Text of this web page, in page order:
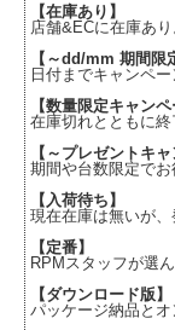
【在庫あり】
店舗&ECに在庫あり
【～dd/mm 期間限
日付までキャンペ
【数量限定キャンペ
在庫切れとともに
【～プレゼントキャ
期間や台数限定で
【入荷待ち】
現在在庫は無いが
【定番】
RPMスタッフが選
【ダウンロード版】
パッケージ納品と